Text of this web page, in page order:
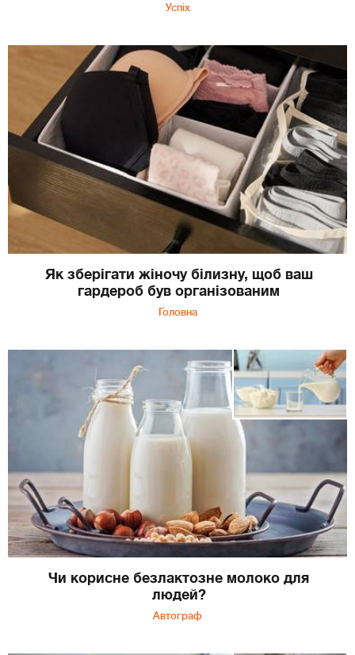
Успіх
Як зберігати жіночу білизну, щоб ваш
гардероб був організованим
Головна
Чи корисне безлактозне молоко для
людей?
Автограф